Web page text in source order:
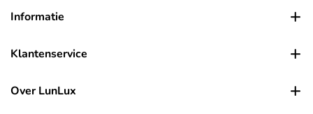
Informatie
Klantenservice
Over LunLux